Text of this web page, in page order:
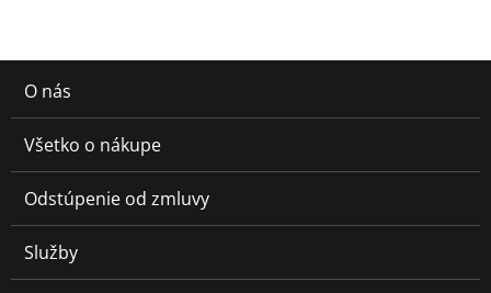
O nás
Všetko o nákupe
Odstúpenie od zmluvy
Služby